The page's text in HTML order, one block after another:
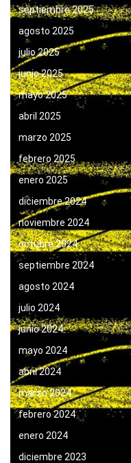
septiembre 2025
agosto 2025
julio 2025
junio 2025
mayo 2025
abril 2025
marzo 2025
febrero 2025
enero 2025
diciembre 2024
noviembre 2024
octubre 2024
septiembre 2024
agosto 2024
julio 2024
junio 2024
mayo 2024
abril 2024
marzo 2024
febrero 2024
enero 2024
diciembre 2023